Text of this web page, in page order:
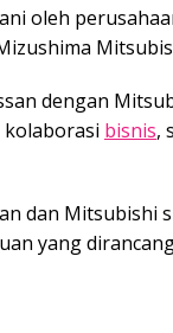
oleh
dengan
kolaborasi bisnis,
dan Mitsubishi
yang